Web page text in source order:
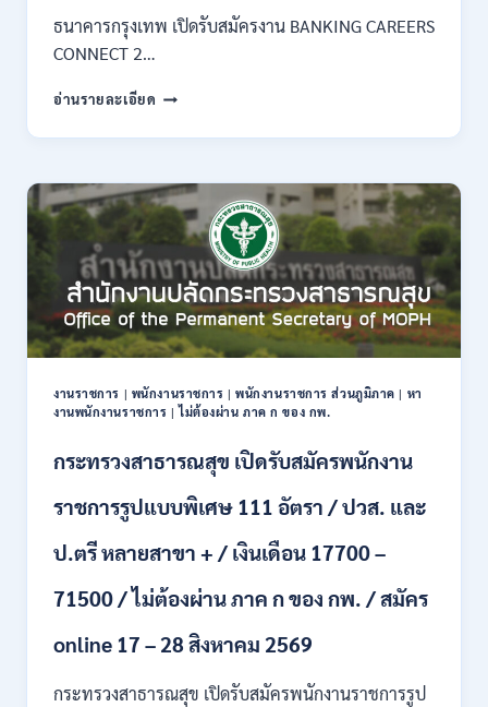
–
ธนาคารกรุงเทพ เปิดรับสมัครงาน BANKING CAREERS
CONNECT 2…
อ่านรายละเอียด ธนาคาร
เปิด
สมัคร
งาน
40
ตำแหน่ง
/
ปริญญา
ตรี
หลาย
ขึ้น
ไป
ยินดี
นักศึกษา
ใหม่
สมัคร
8
งานราชการ | พนักงานราชการ |พนักงานราชการ ส่วนภูมิภาค | หา
งานพนักงานราชการ |ไม่ต้องผ่าน ภาค ก ของ กพ.
กระทรวงสาธารณสุข เปิดรับสมัครพนักงาน
ราชการรูปแบบพิเศษ 111 อัตรา / ปวส. และ
ป.ตรี หลายสาขา + / เงินเดือน 17700 –
71500 / ไม่ต้องผ่าน ภาค ก ของ กพ. / สมัคร
online 17 – 28 สิงหาคม 2569
กระทรวงสาธารณสุข เปิดรับสมัครพนักงานราชการรูป